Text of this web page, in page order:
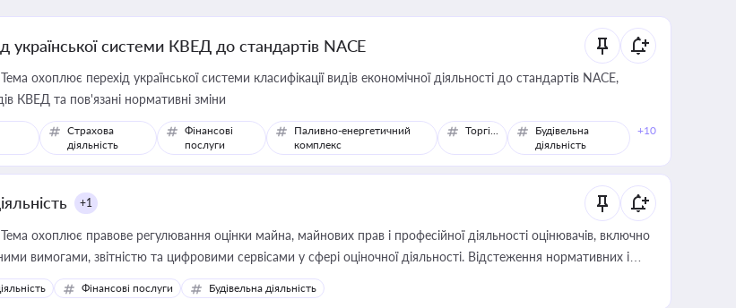
української системи КВЕД до стандартів NACE
Тема охоплює перехід української системи класифікації видів економічної діяльності до стандартів NACE,
КВЕД та пов'язані нормативні зміни
Страхова
діяльність
Фінансові
послуги
Паливно-енергетичний
комплекс
Торгівля
Будівельна
діяльність
+10
+1
Тема охоплює правове регулювання оцінки майна, майнових прав і професійної діяльності оцінювачів, включно
вимогами, звітністю та цифровими сервісами у сфері оціночної діяльності. Відстеження нормативних і
у цій сфері корисне для власника бізнесу, керівника, юриста або бухгалтера під час оподаткування,
оренди державного майна, корпоративних угод і перевірки статусу суб'єктів оціночної діяльності
Фінансові послуги Будівельна діяльність